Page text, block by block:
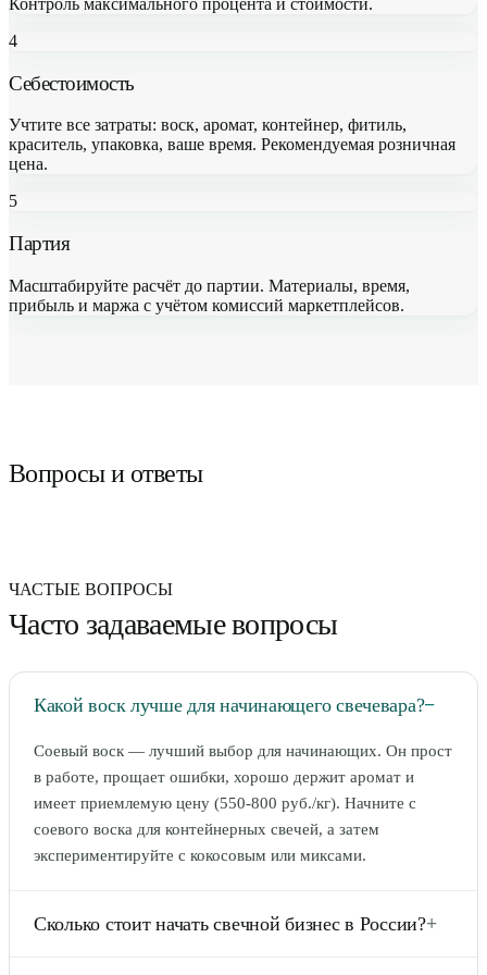
Контроль максимального процента и стоимости.
4
Себестоимость
Учтите все затраты: воск, аромат, контейнер, фитиль,
краситель, упаковка, ваше время. Рекомендуемая розничная
цена.
5
Партия
Масштабируйте расчёт до партии. Материалы, время,
прибыль и маржа с учётом комиссий маркетплейсов.
Вопросы и ответы
ЧАСТЫЕ ВОПРОСЫ
Часто задаваемые вопросы
Какой воск лучше для начинающего свечевара?−
Соевый воск — лучший выбор для начинающих. Он прост
в работе, прощает ошибки, хорошо держит аромат и
имеет приемлемую цену (550-800 руб./кг). Начните с
соевого воска для контейнерных свечей, а затем
экспериментируйте с кокосовым или микcами.
Сколько стоит начать свечной бизнес в России?+